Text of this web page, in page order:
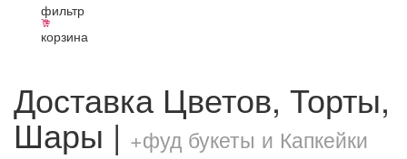
фильтр
корзина
Доставка Цветов, Торты,
Шары | +фуд букеты и Капкейки